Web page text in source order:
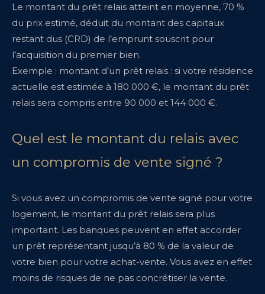
Le montant du prêt relais atteint en moyenne, 70 %
du prix estimé, déduit du montant des capitaux
restant dus (CRD) de l’emprunt souscrit pour
l’acquisition du premier bien.
Exemple : montant d’un prêt relais : si votre résidence
actuelle est estimée à 180 000 €, le montant du prêt
relais sera compris entre 90 000 et 144 000 €.
Quel est le montant du relais avec
un compromis de vente signé ?
Si vous avez un compromis de vente signé pour votre
logement, le montant du prêt relais sera plus
important. Les banques peuvent en effet accorder
un prêt représentant jusqu’à 80 % de la valeur de
votre bien pour votre achat-vente. Vous avez en effet
moins de risques de ne pas concrétiser la vente.